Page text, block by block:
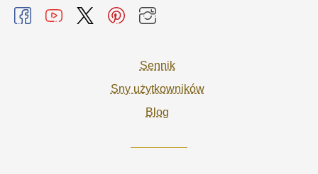
Sennik
Sny użytkowników
Blog